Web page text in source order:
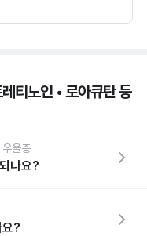
티노인 • 로아큐탄 등
울증
나요?
?